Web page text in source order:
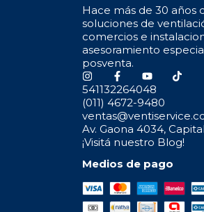
Hace más de 30 años
soluciones de
comercios e
asesoramiento
posventa.
541132264048
(011) 4672-9480
Av. Gaona 4034,
¡Visitá nuestro Blog!
Medios de pago